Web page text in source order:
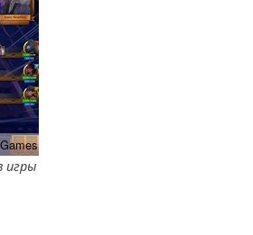
игры